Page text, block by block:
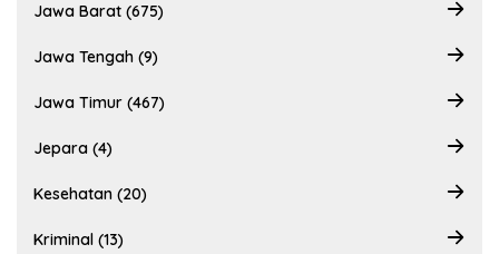
Jawa Barat (675)
Jawa Tengah (9)
Jawa Timur (467)
Jepara (4)
Kesehatan (20)
Kriminal (13)